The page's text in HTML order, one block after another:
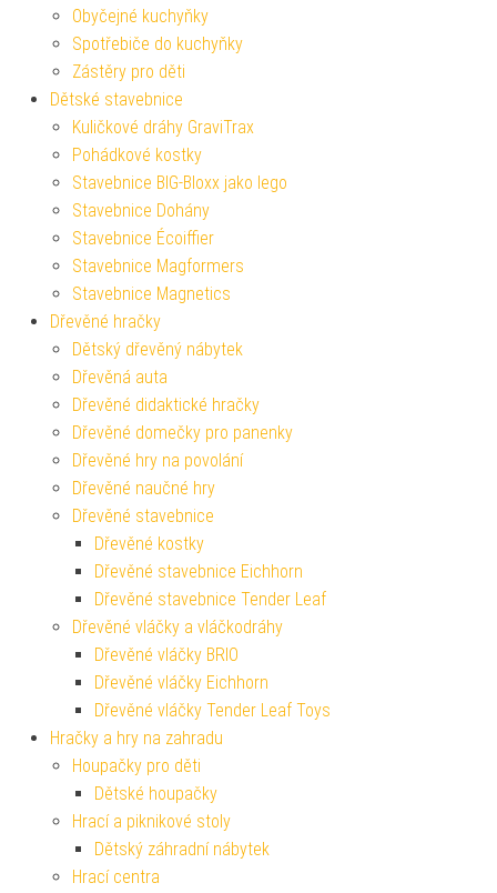
Obyčejné kuchyňky
Spotřebiče do kuchyňky
Zástěry pro děti
Dětské stavebnice
Kuličkové dráhy GraviTrax
Pohádkové kostky
Stavebnice BIG-Bloxx jako lego
Stavebnice Dohány
Stavebnice Écoiffier
Stavebnice Magformers
Stavebnice Magnetics
Dřevěné hračky
Dětský dřevěný nábytek
Dřevěná auta
Dřevěné didaktické hračky
Dřevěné domečky pro panenky
Dřevěné hry na povolání
Dřevěné naučné hry
Dřevěné stavebnice
Dřevěné kostky
Dřevěné stavebnice Eichhorn
Dřevěné stavebnice Tender Leaf
Dřevěné vláčky a vláčkodráhy
Dřevěné vláčky BRIO
Dřevěné vláčky Eichhorn
Dřevěné vláčky Tender Leaf Toys
Hračky a hry na zahradu
Houpačky pro děti
Dětské houpačky
Hrací a piknikové stoly
Dětský záhradní nábytek
Hrací centra